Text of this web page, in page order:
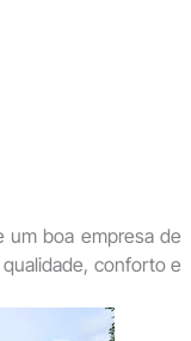
um boa empresa de
conforto e